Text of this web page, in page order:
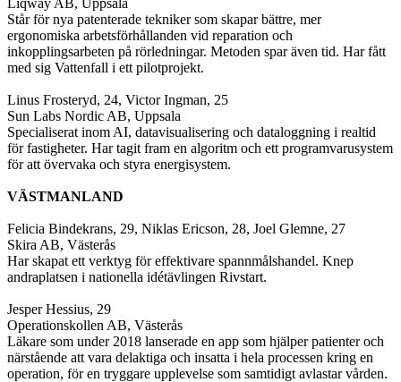
Står för nya patenterade tekniker som skapar bättre, mer
ergonomiska arbetsförhållanden vid reparation och
inkopplingsarbeten på rörledningar. Metoden spar även tid. Har fått
med sig Vattenfall i ett pilotprojekt.
Linus Frosteryd, 24, Victor Ingman, 25
Sun Labs Nordic AB, Uppsala
Specialiserat inom AI, datavisualisering och dataloggning i realtid
för fastigheter. Har tagit fram en algoritm och ett programvarusystem
för att övervaka och styra energisystem.
VÄSTMANLAND
Felicia Bindekrans, 29, Niklas Ericson, 28, Joel Glemne, 27
Skira AB, Västerås
Har skapat ett verktyg för effektivare spannmålshandel. Knep
andraplatsen i nationella idétävlingen Rivstart.
Jesper Hessius, 29
Operationskollen AB, Västerås
Läkare som under 2018 lanserade en app som hjälper patienter och
närstående att vara delaktiga och insatta i hela processen kring en
operation, för en tryggare upplevelse som samtidigt avlastar vården.